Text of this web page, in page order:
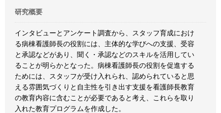
研究概要
インタビューとアンケート調査から、スタッフ育成におけ
る病棟看護師長の役割には、主体的な学びへの支援、受容
と承認などがあり、聞く・承認などのスキルを活用してい
ることが明らかとなった。病棟看護師長の役割を促進する
ためには、スタッフが受け入れられ、認められていると思
える雰囲気づくりと自主性を引き出す支援を看護師長教育
の教育内容に含むことが必要であると考え、これらを取り
入れた教育プログラムを作成した。